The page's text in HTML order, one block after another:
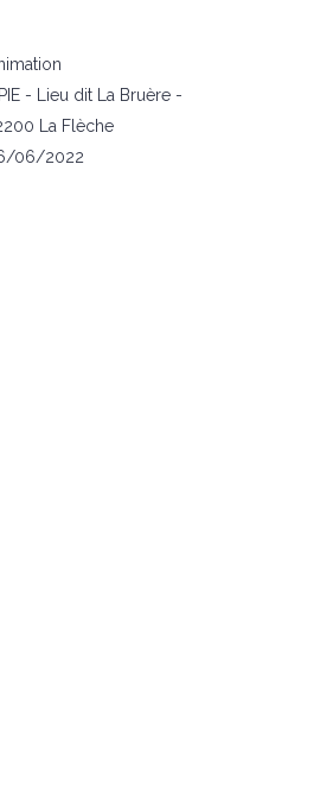
- Lieu dit La Bruère -
La Flèche
06/2022